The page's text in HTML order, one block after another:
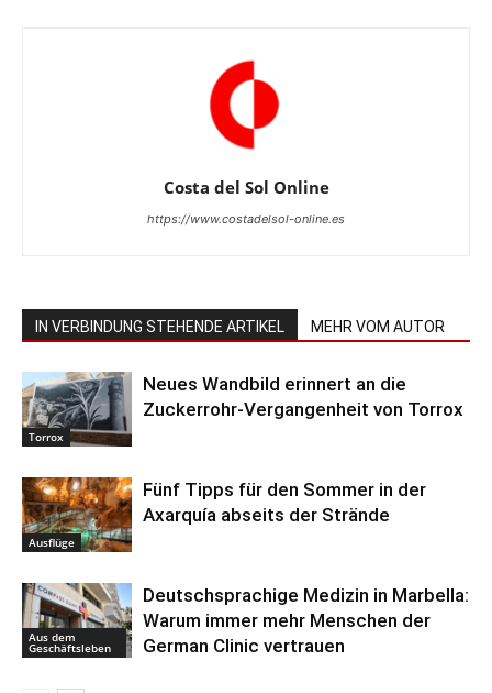
Costa del Sol Online
https://www.costadelsol-online.es
IN VERBINDUNG STEHENDE ARTIKEL MEHR VOM AUTOR
Torrox
Neues Wandbild erinnert an die
Zuckerrohr-Vergangenheit von Torrox
Ausflüge
Fünf Tipps für den Sommer in der
Axarquía abseits der Strände
Aus dem
Geschäftsleben
Deutschsprachige Medizin in Marbella:
Warum immer mehr Menschen der
German Clinic vertrauen